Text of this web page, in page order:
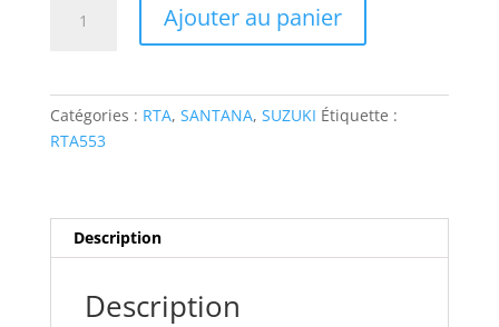
SUZUKI
Ajouter au panier
Catégories : RTA, SANTANA, SUZUKI Étiquette :
RTA553
Description
Description